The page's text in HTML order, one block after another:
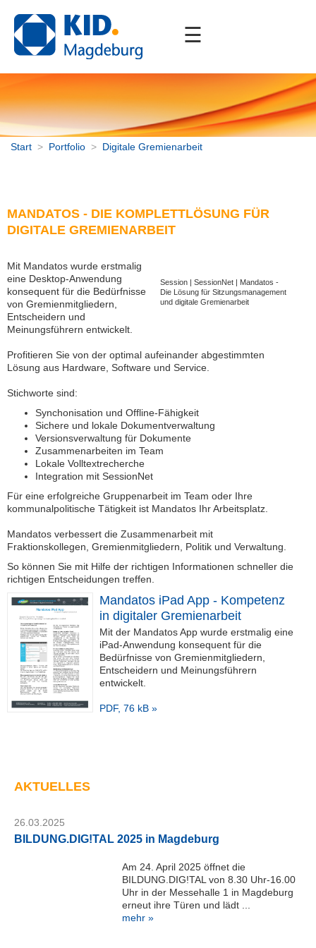
Start
Unternehmen
Portfolio
Kommunale Fachverfahren
Betriebsführung, Outsourcing
Druck- und Kopierkonzept
Elektronische Schließsysteme
Beschaffung
Schul-IT
Downloads
Kontakt
Kundenzeitschrift
SERVER
Support
Bereich
S
e
r
i
K
d
b
u
☰
Start > Portfolio > Digitale Gremienarbeit
MANDATOS - DIE KOMPLETTLÖSUNG FÜR
DIGITALE GREMIENARBEIT
Session | SessionNet | Mandatos -
Die Lösung für Sitzungsmanagement
und digitale Gremienarbeit
Mit Mandatos wurde erstmalig
eine Desktop-Anwendung
konsequent für die Bedürfnisse
von Gremienmitgliedern,
Entscheidern und
Meinungsführern entwickelt.
Profitieren Sie von der optimal aufeinander abgestimmten
Lösung aus Hardware, Software und Service.
Stichworte sind:
Synchonisation und Offline-Fähigkeit
Sichere und lokale Dokumentverwaltung
Versionsverwaltung für Dokumente
Zusammenarbeiten im Team
Lokale Volltextrecherche
Integration mit SessionNet
Für eine erfolgreiche Gruppenarbeit im Team oder Ihre
kommunalpolitische Tätigkeit ist Mandatos Ihr Arbeitsplatz.
Mandatos verbessert die Zusammenarbeit mit
Fraktionskollegen, Gremienmitgliedern, Politik und Verwaltung.
So können Sie mit Hilfe der richtigen Informationen schneller die
richtigen Entscheidungen treffen.
Mandatos iPad App - Kompetenz
in digitaler Gremienarbeit
Mit der Mandatos App wurde erstmalig eine
iPad-Anwendung konsequent für die
Bedürfnisse von Gremienmitgliedern,
Entscheidern und Meinungsführern
entwickelt.
PDF, 76 kB »
AKTUELLES
26.03.2025
BILDUNG.DIG!TAL 2025 in Magdeburg
Am 24. April 2025 öffnet die
BILDUNG.DIG!TAL von 8.30 Uhr-16.00
Uhr in der Messehalle 1 in Magdeburg
erneut ihre Türen und lädt ...
mehr »